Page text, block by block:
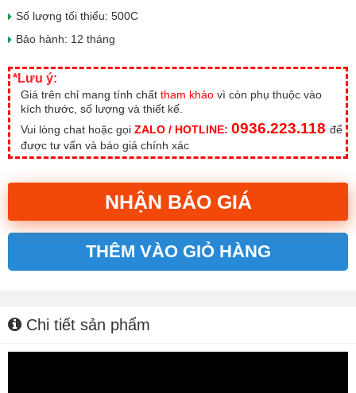
Số lượng tối thiểu: 500C
Bảo hành: 12 tháng
*Lưu ý:
Giá trên chỉ mang tính chất tham khảo vì còn phụ thuộc vào
kích thước, số lượng và thiết kế.
Vui lòng chat hoặc gọi ZALO / HOTLINE: 0936.223.118 để
được tư vấn và báo giá chính xác
NHẬN BÁO GIÁ
THÊM VÀO GIỎ HÀNG
Chi tiết sản phẩm